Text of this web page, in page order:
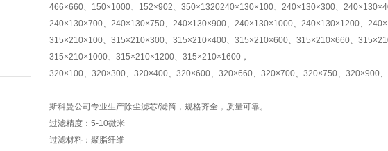
466×660、150×1000、152×902、350×1320240×130×100、240×130×300、
240×130×700、240×130×750、240×130×900、240×130×1000、240×130×1200、
315×210×100、315×210×300、315×210×400、315×210×600、315×210×660、
315×210×1000、315×210×1200、315×210×1600，
320×100、320×300、320×400、320×600、320×660、320×700、320×750、320×900
斯科曼公司专业生产除尘滤芯/滤筒，规格齐全，质量可靠。
过滤精度：5-10微米
过滤材料：聚脂纤维